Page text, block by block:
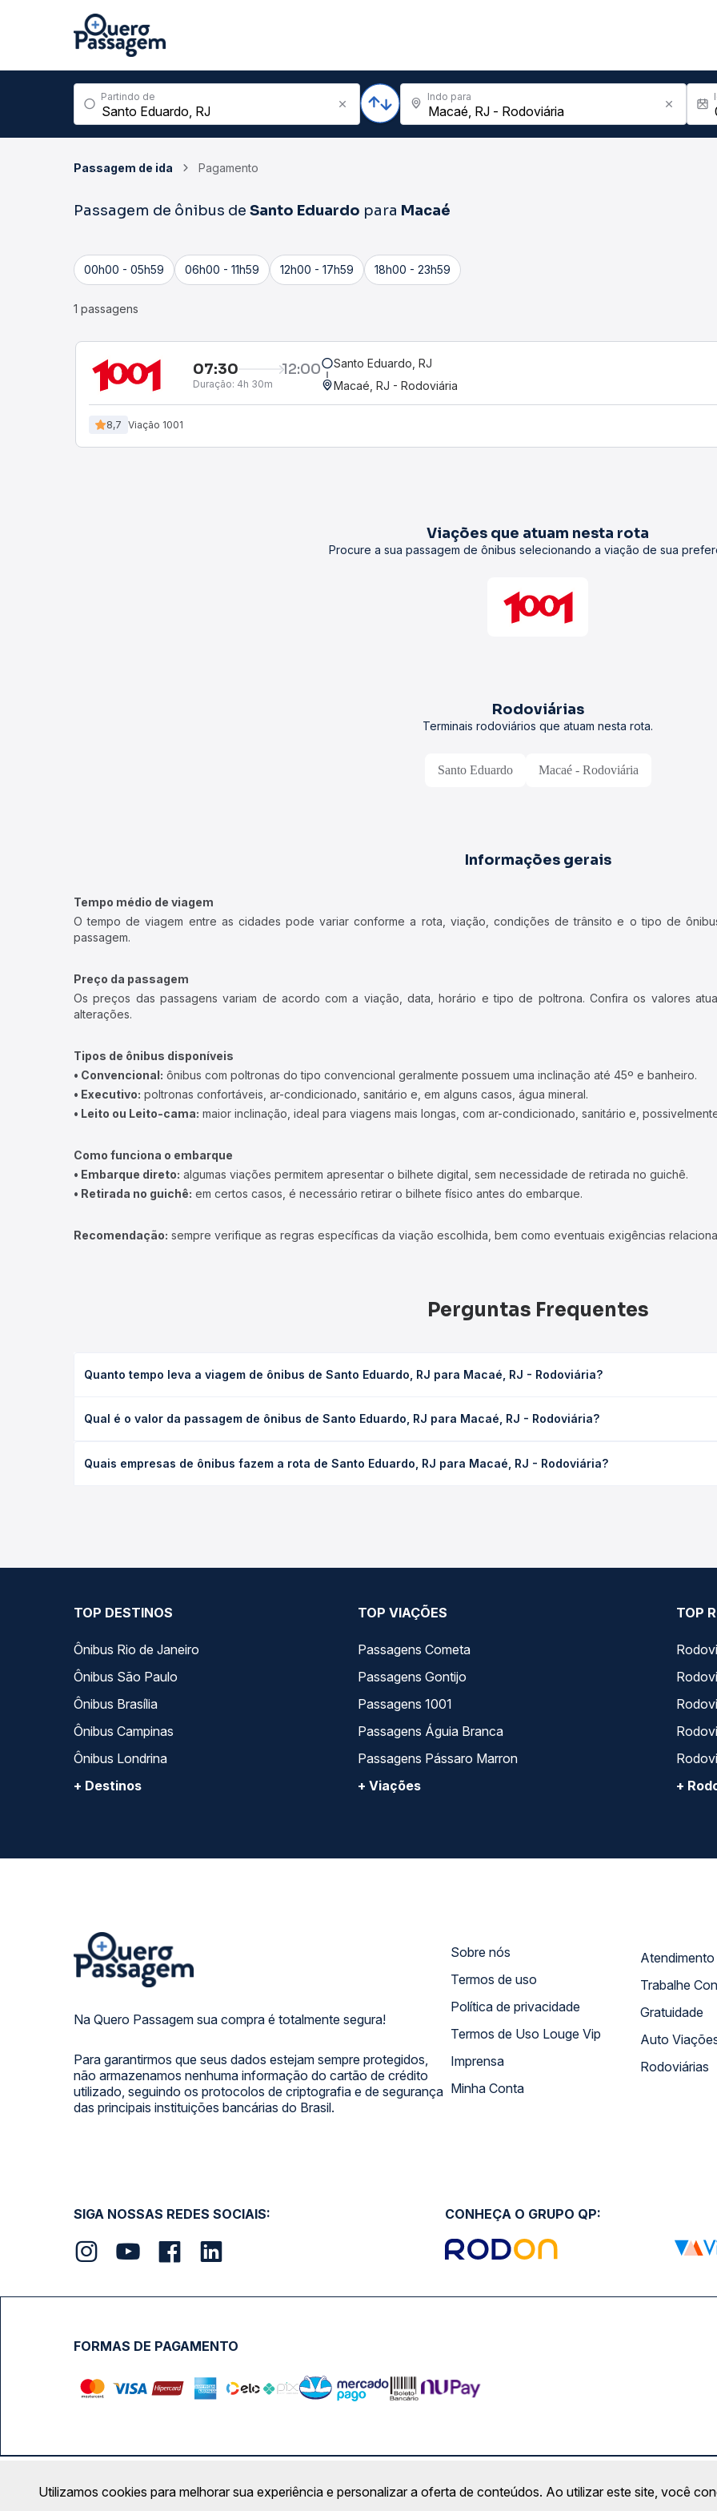
Partindo de Indo para
Passagem de ida Pagamento
Passagem de ônibus de Santo Eduardo para Macaé
00h00 - 05h59 06h00 - 11h59 12h00 - 17h59 18h00 - 23h59
1 passagens
07:30 12:00
Duração: 4h 30m
Santo Eduardo, RJ
Macaé, RJ - Rodoviária
8,7 Viação 1001
Viações que atuam nesta rota
Procure a sua passagem de ônibus selecionando a viação de sua
Rodoviárias
Terminais rodoviários que atuam nesta rota.
Santo Eduardo Macaé - Rodoviária
Informações gerais
Tempo médio de viagem
O tempo de viagem entre as cidades pode variar conforme a rota, viação, condições de trânsito e o tipo de
passagem.
Preço da passagem
Os preços das passagens variam de acordo com a viação, data, horário e tipo de poltrona. Confira os valores
alterações.
Tipos de ônibus disponíveis
• Convencional: ônibus com poltronas do tipo convencional geralmente possuem uma inclinação até 45º e banheiro.
• Executivo: poltronas confortáveis, ar-condicionado, sanitário e, em alguns casos, água mineral.
• Leito ou Leito-cama: maior inclinação, ideal para viagens mais longas, com ar-condicionado, sanitário e,
Como funciona o embarque
• Embarque direto: algumas viações permitem apresentar o bilhete digital, sem necessidade de retirada no guichê.
• Retirada no guichê: em certos casos, é necessário retirar o bilhete físico antes do embarque.
Recomendação: sempre verifique as regras específicas da viação escolhida, bem como eventuais exigências
Perguntas Frequentes
Quanto tempo leva a viagem de ônibus de Santo Eduardo, RJ para Macaé, RJ - Rodoviária?
executivo ou leito) e as condições de tráfego. Na Quero Passagem você consulta os horários disponíveis e vê a
Qual é o valor da passagem de ônibus de Santo Eduardo, RJ para Macaé, RJ - Rodoviária?
poltrona e a antecedência da compra. Na Quero Passagem você compara os preços de todas as viações em tempo
Quais empresas de ônibus fazem a rota de Santo Eduardo, RJ para Macaé, RJ - Rodoviária?
TOP DESTINOS
Ônibus Rio de Janeiro
Ônibus São Paulo
Ônibus Brasília
Ônibus Campinas
Ônibus Londrina
+ Destinos
TOP VIAÇÕES
Passagens Cometa
Passagens Gontijo
Passagens 1001
Passagens Águia Branca
Passagens Pássaro Marron
+ Viações
TOP
+
Na Quero Passagem sua compra é totalmente segura!
Para garantirmos que seus dados estejam sempre protegidos,
não armazenamos nenhuma informação do cartão de crédito
utilizado, seguindo os protocolos de criptografia e de segurança
das principais instituições bancárias do Brasil.
Sobre nós
Termos de uso
Política de privacidade
Termos de Uso Louge Vip
Imprensa
Minha Conta
Trabalhe
Gratuidade
Auto
Rodoviárias
SIGA NOSSAS REDES SOCIAIS: CONHEÇA O GRUPO QP:
FORMAS DE PAGAMENTO
Calçada das Margaridas, 163 - Sala 02 - Condomínio Centro Comercial Alphaville, Barueri - SP | CEP: 06453-038 |
Utilizamos cookies para melhorar sua experiência e personalizar a oferta de conteúdos. Ao utilizar este site, você